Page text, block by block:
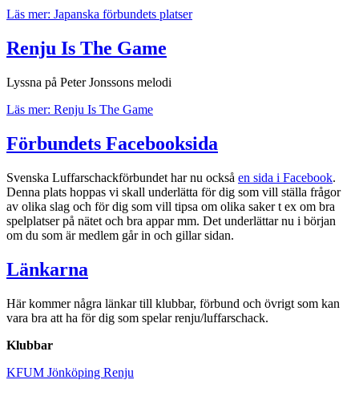
Läs mer: Japanska förbundets platser
Renju Is The Game
Lyssna på Peter Jonssons melodi
Läs mer: Renju Is The Game
Förbundets Facebooksida
Svenska Luffarschackförbundet har nu också en sida i Facebook.
Denna plats hoppas vi skall underlätta för dig som vill ställa frågor
av olika slag och för dig som vill tipsa om olika saker t ex om bra
spelplatser på nätet och bra appar mm. Det underlättar nu i början
om du som är medlem går in och gillar sidan.
Länkarna
Här kommer några länkar till klubbar, förbund och övrigt som kan
vara bra att ha för dig som spelar renju/luffarschack.
Klubbar
KFUM Jönköping Renju